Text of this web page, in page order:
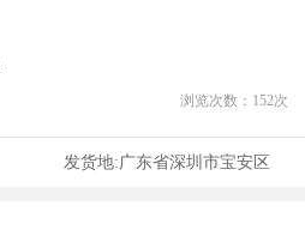
浏览次数： 152次
发货地:广东省深圳市宝安区